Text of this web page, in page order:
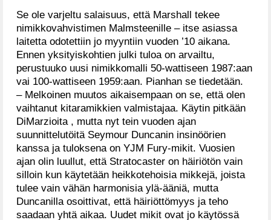
Se ole varjeltu salaisuus, että Marshall tekee
nimikkovahvistimen Malmsteenille – itse asiassa
laitetta odotettiin jo myyntiin vuoden ’10 aikana.
Ennen yksityiskohtien julki tuloa on arvailtu,
perustuuko uusi nimikkomalli 50-wattiseen 1987:aan
vai 100-wattiseen 1959:aan. Pianhan se tiedetään.
– Melkoinen muutos aikaisempaan on se, että olen
vaihtanut kitaramikkien valmistajaa. Käytin pitkään
DiMarzioita , mutta nyt tein vuoden ajan
suunnittelutöitä Seymour Duncanin insinöörien
kanssa ja tuloksena on YJM Fury-mikit. Vuosien
ajan olin luullut, että Stratocaster on häiriötön vain
silloin kun käytetään heikkotehoisia mikkejä, joista
tulee vain vähän harmonisia ylä-ääniä, mutta
Duncanilla osoittivat, että häiriöttömyys ja teho
saadaan yhtä aikaa. Uudet mikit ovat jo käytössä